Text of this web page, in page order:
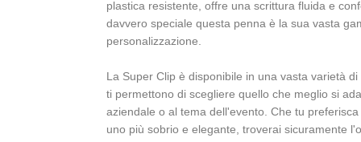
plastica resistente, offre una scrittura fluida e
davvero speciale questa penna è la sua vasta
personalizzazione.
La Super Clip è disponibile in una vasta varietà
ti permettono di scegliere quello che meglio si
aziendale o al tema dell'evento. Che tu
uno più sobrio e elegante, troverai sicuramente